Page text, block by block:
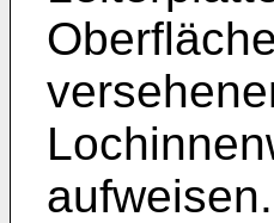
aufweisen.